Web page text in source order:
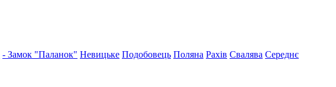
- Замок "Паланок" Невицьке Подобовець Поляна Рахів Свалява Середнє